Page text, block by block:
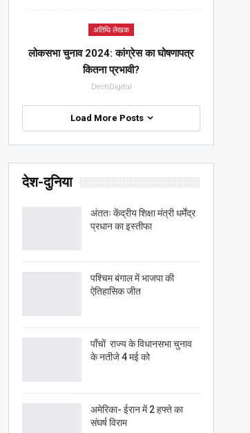
अतिथि लेखक
लोकसभा चुनाव 2024: कांग्रेस का घोषणापत्र
कितना प्रभावी?
DeshDigital
Load More Posts
देश-दुनिया
अंततः केंद्रीय शिक्षा मंत्री धर्मेंद्र
प्रधान का इस्तीफा
पश्चिम बंगाल में भाजपा की
ऐतिहासिक जीत
पाँचों राज्य के विधानसभा चुनाव
के नतीजे 4 मई को
अमेरिका- ईरान में 2 हफ्ते का
संघर्ष विराम